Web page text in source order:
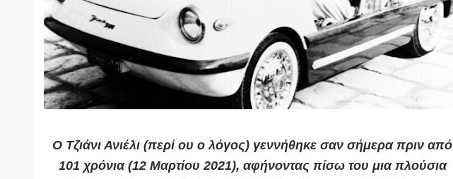
Ο Τζιάνι Ανιέλι (περί ου ο λόγος) γεννήθηκε σαν σήμερα πριν από
101 χρόνια(12 Μαρτίου 2021), αφήνοντας πίσω του μιαπλούσια